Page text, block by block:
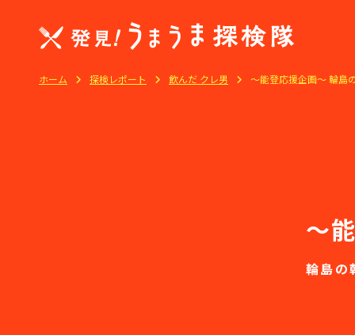
ホーム 探検レポート 飲んだ クレ男 ～能登応援企画～ 輪島
～
輪島の